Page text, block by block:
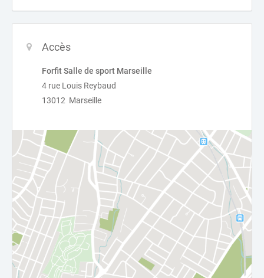
Accès
Forfit Salle de sport Marseille
4 rue Louis Reybaud
13012 Marseille